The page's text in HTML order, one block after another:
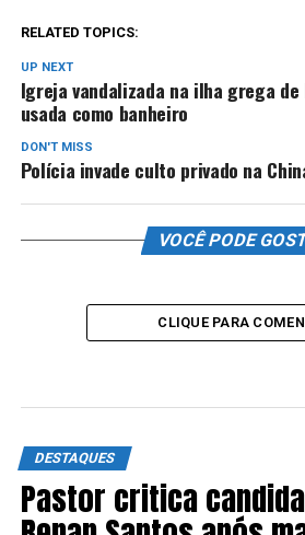
RELATED TOPICS:
UP NEXT
Igreja vandalizada na ilha grega de
usada como banheiro
DON'T MISS
Polícia invade culto privado na
VOCÊ PODE
CLIQUE PARA
DESTAQUES
Pastor critica